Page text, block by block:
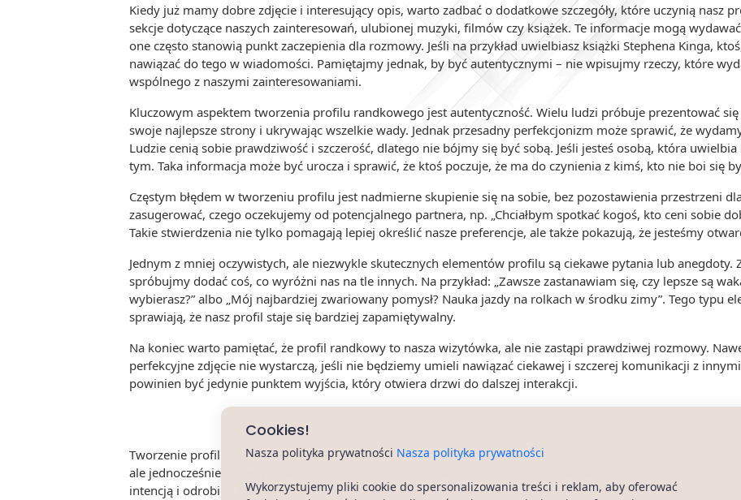
Kiedy już mamy dobre zdjęcie i interesujący opis, warto zadbać o dodatkowe szczegóły, które uczynią nasz
sekcje dotyczące naszych zainteresowań, ulubionej muzyki, filmów czy książek. Te informacje mogą
one często stanowią punkt zaczepienia dla rozmowy. Jeśli na przykład uwielbiasz książki Stephena Kinga,
nawiązać do tego w wiadomości. Pamiętajmy jednak, by być autentycznymi – nie wpisujmy rzeczy, które
wspólnego z naszymi zainteresowaniami.
Kluczowym aspektem tworzenia profilu randkowego jest autentyczność. Wielu ludzi próbuje prezentować
swoje najlepsze strony i ukrywając wszelkie wady. Jednak przesadny perfekcjonizm może sprawić, że
Ludzie cenią sobie prawdziwość i szczerość, dlatego nie bójmy się być sobą. Jeśli jesteś osobą, która
tym. Taka informacja może być urocza i sprawić, że ktoś poczuje, że ma do czynienia z kimś, kto nie boi się
Częstym błędem w tworzeniu profilu jest nadmierne skupienie się na sobie, bez pozostawienia przestrzeni
zasugerować, czego oczekujemy od potencjalnego partnera, np. „Chciałbym spotkać kogoś, kto ceni sobie
Takie stwierdzenia nie tylko pomagają lepiej określić nasze preferencje, ale także pokazują, że jesteśmy
Jednym z mniej oczywistych, ale niezwykle skutecznych elementów profilu są ciekawe pytania lub anegdoty.
spróbujmy dodać coś, co wyróżni nas na tle innych. Na przykład: „Zawsze zastanawiam się, czy lepsze są
wybierasz?” albo „Mój najbardziej zwariowany pomysł? Nauka jazdy na rolkach w środku zimy”. Tego typu
sprawiają, że nasz profil staje się bardziej zapamiętywalny.
Na koniec warto pamiętać, że profil randkowy to nasza wizytówka, ale nie zastąpi prawdziwej rozmowy.
perfekcyjne zdjęcie nie wystarczą, jeśli nie będziemy umieli nawiązać ciekawej i szczerej komunikacji z
powinien być jedynie punktem wyjścia, który otwiera drzwi do dalszej interakcji.
Tworzenie profilu randkowego, który przyciąga uwagę, to sztuka balansowania między autentycznością a
ale jednocześnie umieć pokazać swoje najlepsze strony w sposób subtelny i naturalny. Kiedy podejdziemy
intencją i odrobiną kreatywności, mamy szansę stworzyć coś, co przyciągnie osoby, które naprawdę do nas
Cookies!
Nasza polityka prywatności Nasza polityka prywatności
Wykorzystujemy pliki cookie do spersonalizowania treści i reklam, aby oferować